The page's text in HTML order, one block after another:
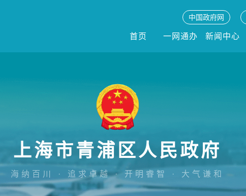
中国政府网
首页 一网通办 新闻中心
上海市青浦区人民政府
海纳百川 · 追求卓越 · 开明睿智 · 大气谦和